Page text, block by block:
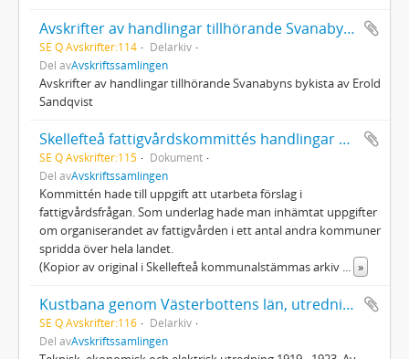
Avskrifter av handlingar tillhörande Svanabyns byakista
SE Q Avskrifter:114
Delarkiv
Del avAvskriftssamlingen
Avskrifter av handlingar tillhörande Svanabyns bykista av Erold
Sandqvist
Skellefteå fattigvårdskommittés handlingar 1894 - 1898
SE Q Avskrifter:115
Dokument
Del avAvskriftssamlingen
Kommittén hade till uppgift att utarbeta förslag i
fattigvårdsfrågan. Som underlag hade man inhämtat uppgifter
om organiserandet av fattigvården i ett antal andra kommuner
spridda över hela landet.
(Kopior av original i Skellefteå kommunalstämmas arkiv
»
Kustbana genom Västerbottens län, utredning 1924
SE Q Avskrifter:116
Delarkiv
Del avAvskriftssamlingen